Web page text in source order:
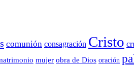
comunión consagración Cristo
mujer obra de Dios oración